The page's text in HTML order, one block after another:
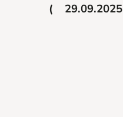
29.09.2025